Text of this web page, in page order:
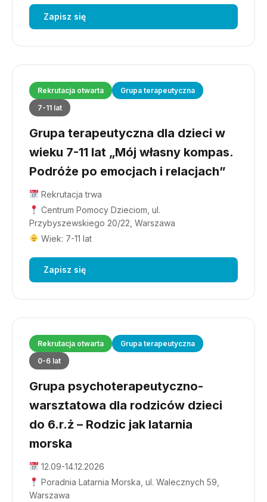
Zapisz się
Rekrutacja otwarta
Grupa terapeutyczna
7-11 lat
Grupa terapeutyczna dla dzieci w
wieku 7-11 lat „Mój własny kompas.
Podróże po emocjach i relacjach”
Rekrutacja trwa
Centrum Pomocy Dzieciom, ul.
Przybyszewskiego 20/22, Warszawa
Wiek: 7-11 lat
Zapisz się
Rekrutacja otwarta
Grupa terapeutyczna
0-6 lat
Grupa psychoterapeutyczno-
warsztatowa dla rodziców dzieci
do 6.r.ż – Rodzic jak latarnia
morska
12.09-14.12.2026
Poradnia Latarnia Morska, ul. Walecznych 59,
Warszawa